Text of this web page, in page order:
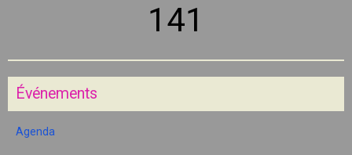
141
Événements
Agenda